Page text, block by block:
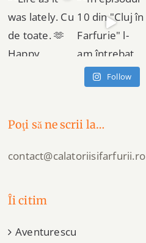
Follow
Poţi să ne scrii la…
contact@calatoriisifarfurii.ro
Îi citim
Aventurescu